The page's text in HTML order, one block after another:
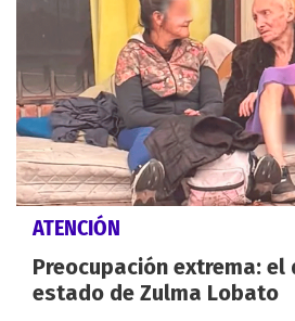
ATENCIÓN
Preocupación extrema:
estado de Zulma Lobato